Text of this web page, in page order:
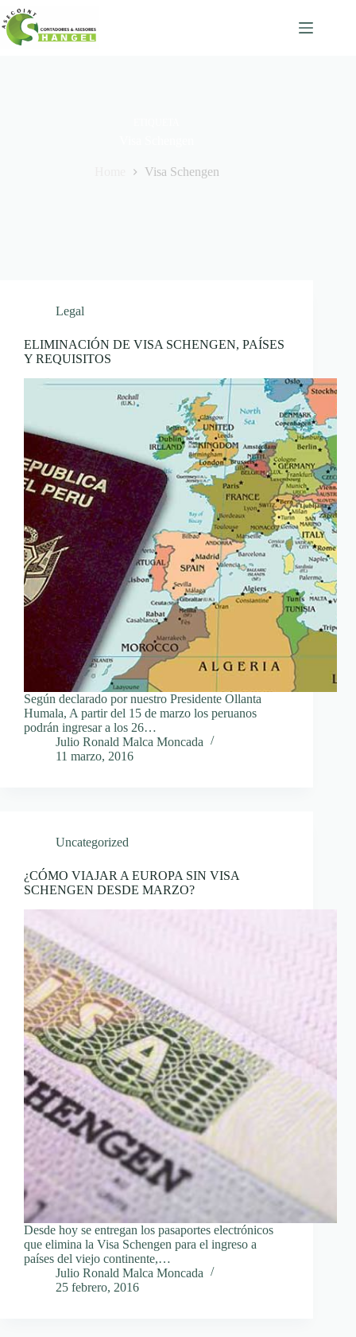
Skip
to
content
Visa Schengen
Legal
ELIMINACIÓN DE VISA SCHENGEN, PAÍSES
Y REQUISITOS
Según declarado por nuestro Presidente Ollanta
Humala, A partir del 15 de marzo los peruanos
podrán ingresar a los 26…
Julio Ronald Malca Moncada
11 marzo, 2016
Uncategorized
¿CÓMO VIAJAR A EUROPA SIN VISA
SCHENGEN DESDE MARZO?
Desde hoy se entregan los pasaportes electrónicos
que elimina la Visa Schengen para el ingreso a
países del viejo continente,…
Julio Ronald Malca Moncada
25 febrero, 2016